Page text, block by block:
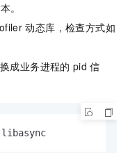
。
动态库，检查方式如
成业务进程的 pid 信